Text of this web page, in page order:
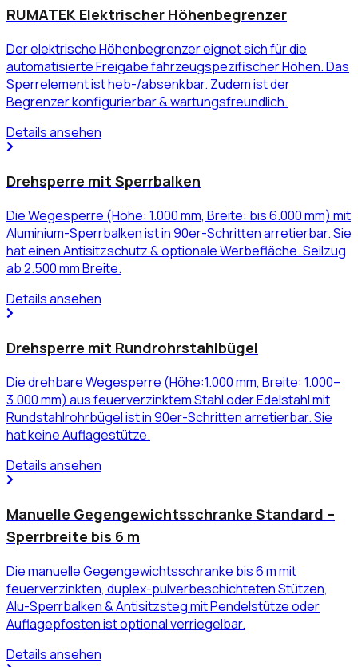
RUMATEK Elektrischer Höhenbegrenzer
Der elektrische Höhenbegrenzer eignet sich für die
automatisierte Freigabe fahrzeugspezifischer Höhen. Das
Sperrelement ist heb-/absenkbar. Zudem ist der
Begrenzer konfigurierbar & wartungsfreundlich.
Details ansehen
Drehsperre mit Sperrbalken
Die Wegesperre (Höhe: 1.000 mm, Breite: bis 6.000 mm) mit
Aluminium-Sperrbalken ist in 90er-Schritten arretierbar. Sie
hat einen Antisitzschutz & optionale Werbefläche. Seilzug
ab 2.500 mm Breite.
Details ansehen
Drehsperre mit Rundrohrstahlbügel
Die drehbare Wegesperre (Höhe:1.000 mm, Breite: 1.000–
3.000 mm) aus feuerverzinktem Stahl oder Edelstahl mit
Rundstahlrohrbügel ist in 90er-Schritten arretierbar. Sie
hat keine Auflagestütze.
Details ansehen
Manuelle Gegengewichtsschranke Standard –
Sperrbreite bis 6 m
Die manuelle Gegengewichtsschranke bis 6 m mit
feuerverzinkten, duplex-pulverbeschichteten Stützen,
Alu-Sperrbalken & Antisitzsteg mit Pendelstütze oder
Auflagepfosten ist optional verriegelbar.
Details ansehen